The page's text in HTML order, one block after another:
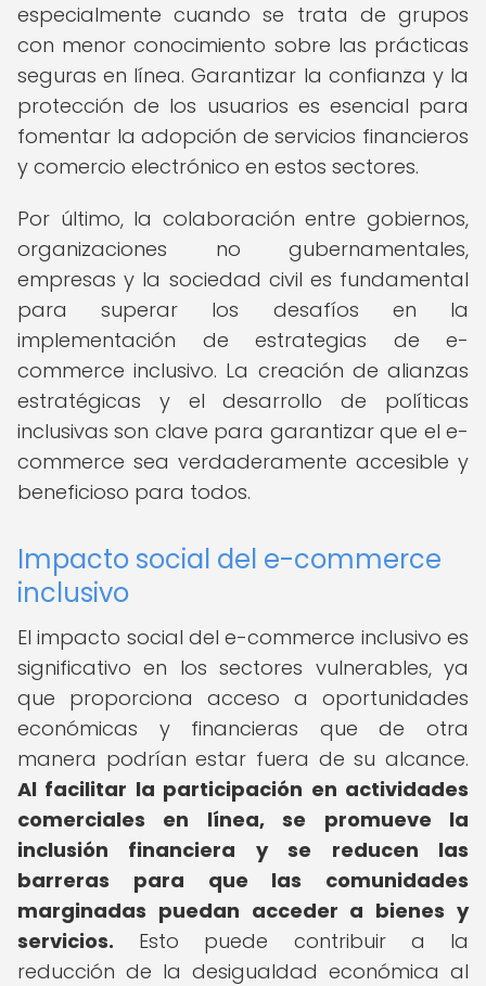
especialmente cuando se trata de grupos
con menor conocimiento sobre las prácticas
seguras en línea. Garantizar la confianza y la
protección de los usuarios es esencial para
fomentar la adopción de servicios financieros
y comercio electrónico en estos sectores.
Por último, la colaboración entre gobiernos,
organizaciones no gubernamentales,
empresas y la sociedad civil es fundamental
para superar los desafíos en la
implementación de estrategias de e-
commerce inclusivo. La creación de alianzas
estratégicas y el desarrollo de políticas
inclusivas son clave para garantizar que el e-
commerce sea verdaderamente accesible y
beneficioso para todos.
Impacto social del e-commerce
inclusivo
El impacto social del e-commerce inclusivo es
significativo en los sectores vulnerables, ya
que proporciona acceso a oportunidades
económicas y financieras que de otra
manera podrían estar fuera de su alcance.
Al facilitar la participación en actividades
comerciales en línea, se promueve la
inclusión financiera y se reducen las
barreras para que las comunidades
marginadas puedan acceder a bienes y
servicios. Esto puede contribuir a la
reducción de la desigualdad económica al